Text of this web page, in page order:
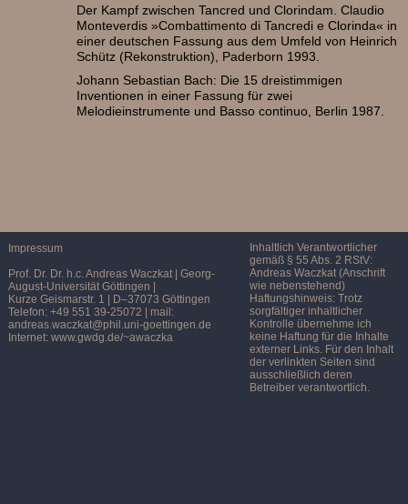
Der Kampf zwischen Tancred und Clorindam. Claudio
Monteverdis »Combattimento di Tancredi e Clorinda« in
einer deutschen Fassung aus dem Umfeld von Heinrich
Schütz (Rekonstruktion), Paderborn 1993.
Johann Sebastian Bach: Die 15 dreistimmigen
Inventionen in einer Fassung für zwei
Melodieinstrumente und Basso continuo, Berlin 1987.
Impressum
Prof. Dr. Dr. h.c. Andreas Waczkat | Georg-
August-Universität Göttingen |
Kurze Geismarstr. 1 | D–37073 Göttingen
Telefon: +49 551 39-25072 | mail:
andreas.waczkat@phil.uni-goettingen.de
Internet: www.gwdg.de/~awaczka
Inhaltlich Verantwortlicher
gemäß § 55 Abs. 2 RStV:
Andreas Waczkat (Anschrift
wie nebenstehend)
Haftungshinweis: Trotz
sorgfältiger inhaltlicher
Kontrolle übernehme ich
keine Haftung für die Inhalte
externer Links. Für den Inhalt
der verlinkten Seiten sind
ausschließlich deren
Betreiber verantwortlich.